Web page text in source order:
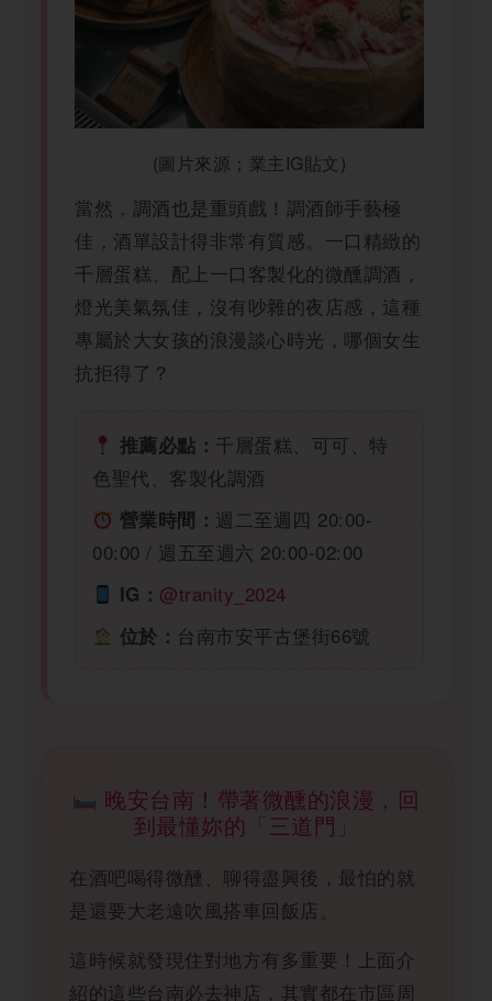
(圖片來源；業主IG貼文)
當然，調酒也是重頭戲！調酒師手藝極
佳，酒單設計得非常有質感。一口精緻的
千層蛋糕、配上一口客製化的微醺調酒，
燈光美氣氛佳，沒有吵雜的夜店感，這種
專屬於大女孩的浪漫談心時光，哪個女生
抗拒得了？
推薦必點： 千層蛋糕、可可、特
色聖代、客製化調酒
營業時間： 週二至週四 20:00-
00:00 / 週五至週六 20:00-02:00
IG： @tranity_2024
位於： 台南市安平古堡街66號
晚安台南！帶著微醺的浪漫，回
到最懂妳的「三道門」
在酒吧喝得微醺、聊得盡興後，最怕的就
是還要大老遠吹風搭車回飯店。
這時候就發現住對地方有多重要！上面介
紹的這些台南必去神店，其實都在市區周